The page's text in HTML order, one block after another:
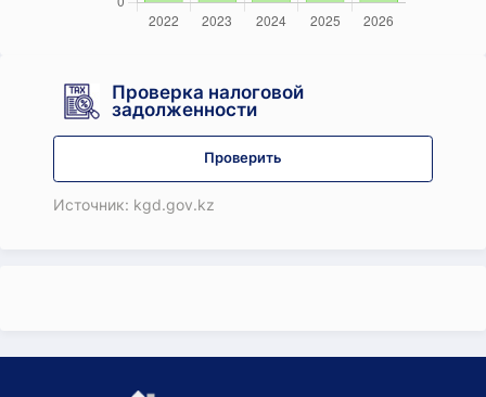
Проверка налоговой
задолженности
Проверить
Источник: kgd.gov.kz